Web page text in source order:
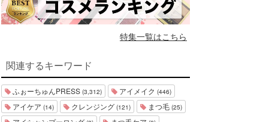
特集一覧はこちら
関連するキーワード
ふぉーちゅんPRESS (3,312) アイメイク (446)
アイケア (14) クレンジング (121) まつ毛 (25)